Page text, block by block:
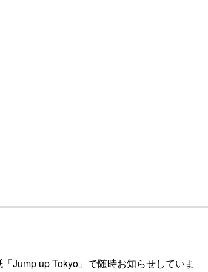
Jump up Tokyo」で随時お知らせしていま